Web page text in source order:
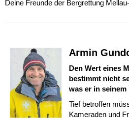
Deine Freunde der Bergrettung
Armin
Den Wert eines
bestimmt nicht
was er in seinem
Tief betroffen
Kameraden und